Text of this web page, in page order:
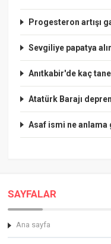
Progesteron artışı
Sevgiliye papatya
Anıtkabir'de kaç
Atatürk Barajı
Asaf ismi ne anlama
SAYFALAR
Ana sayfa